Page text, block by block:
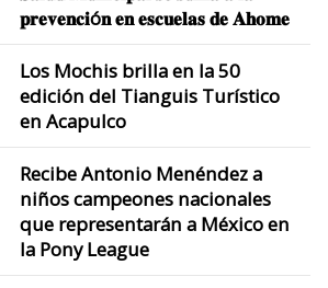
𝐩𝐫𝐞𝐯𝐞𝐧𝐜𝐢ó𝐧 𝐞𝐧 𝐞𝐬𝐜𝐮𝐞𝐥𝐚𝐬 𝐝𝐞 𝐀𝐡𝐨𝐦𝐞
Los Mochis brilla en la 50
edición del Tianguis Turístico
en Acapulco
Recibe Antonio Menéndez a
niños campeones nacionales
que representarán a México en
la Pony League